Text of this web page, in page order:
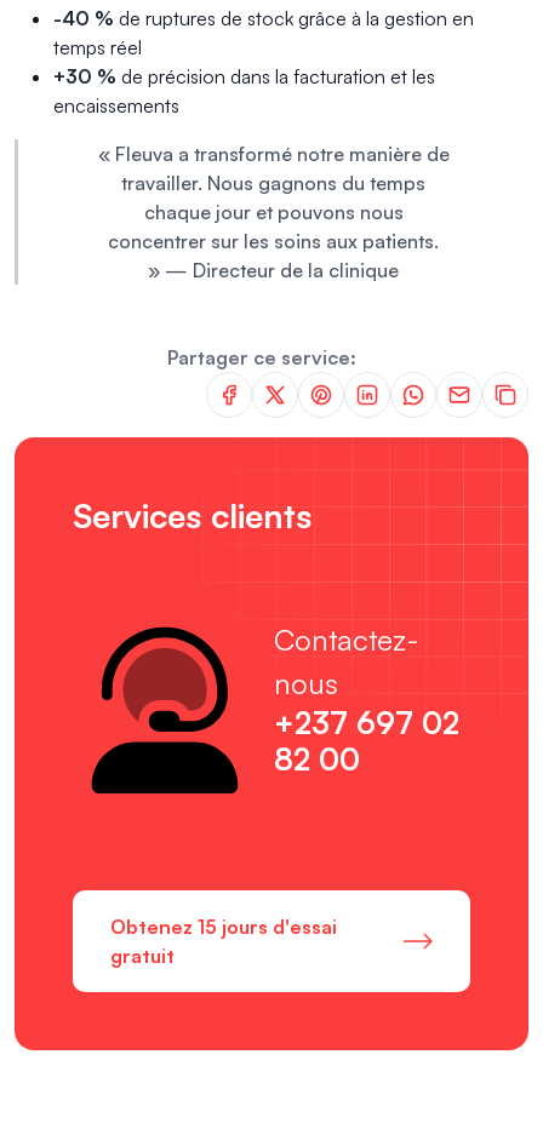
-40 % de ruptures de stock grâce à la gestion en
temps réel
+30 % de précision dans la facturation et les
encaissements
« Fleuva a transformé notre manière de
travailler. Nous gagnons du temps
chaque jour et pouvons nous
concentrer sur les soins aux patients.
» — Directeur de la clinique
Partager ce service:
Services clients
Contactez-
nous
+237 697 02
82 00
Obtenez 15 jours d'essai
gratuit